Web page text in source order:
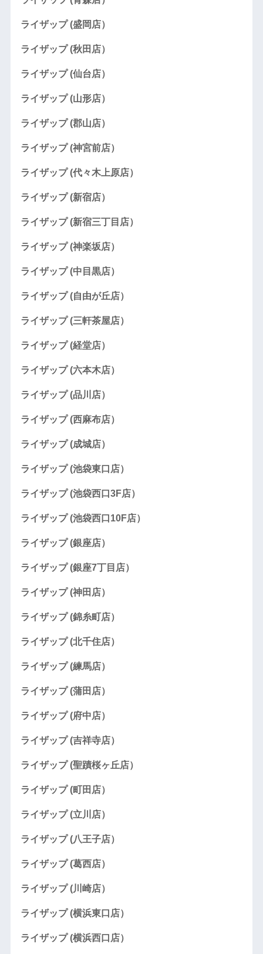
ライザップ (盛岡店）
ライザップ (秋田店）
ライザップ (仙台店）
ライザップ (山形店）
ライザップ (郡山店）
ライザップ (神宮前店）
ライザップ (代々木上原店）
ライザップ (新宿店）
ライザップ (新宿三丁目店）
ライザップ (神楽坂店）
ライザップ (中目黒店）
ライザップ (自由が丘店）
ライザップ (三軒茶屋店）
ライザップ (経堂店）
ライザップ (六本木店）
ライザップ (品川店）
ライザップ (西麻布店）
ライザップ (成城店）
ライザップ (池袋東口店）
ライザップ (池袋西口3F店）
ライザップ (池袋西口10F店）
ライザップ (銀座店）
ライザップ (銀座7丁目店）
ライザップ (神田店）
ライザップ (錦糸町店）
ライザップ (北千住店）
ライザップ (練馬店）
ライザップ (蒲田店）
ライザップ (府中店）
ライザップ (吉祥寺店）
ライザップ (聖蹟桜ヶ丘店）
ライザップ (町田店）
ライザップ (立川店）
ライザップ (八王子店）
ライザップ (葛西店）
ライザップ (川崎店）
ライザップ (横浜東口店）
ライザップ (横浜西口店）